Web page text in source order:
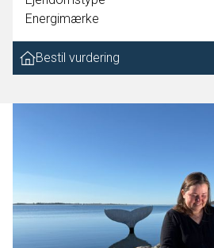
Dbh. Sofie Find
Energimærke
Bestil vurdering